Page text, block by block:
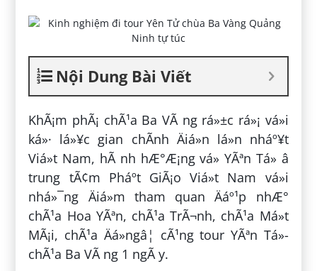
Nội Dung Bài Viết
KhÃ¡m phÃ¡ chÃ¹a Ba VÃ ng rá»±c rá»¡ vá»i
ká»· lá»¥c gian chÃ­nh Äiá»n lá»n nháº¥t
Viá»t Nam, hÃ nh hÆ°Æ¡ng vá» YÃªn Tá»­ â
trung tÃ¢m Pháº­t GiÃ¡o Viá»t Nam vá»i
nhá»¯ng Äiá»m tham quan Äáº¹p nhÆ°
chÃ¹a Hoa YÃªn, chÃ¹a TrÃ¬nh, chÃ¹a Má»t
MÃ¡i, chÃ¹a Äá»ngâ¦ cÃ¹ng tour YÃªn Tá»­
chÃ¹a Ba VÃ ng 1 ngÃ y.